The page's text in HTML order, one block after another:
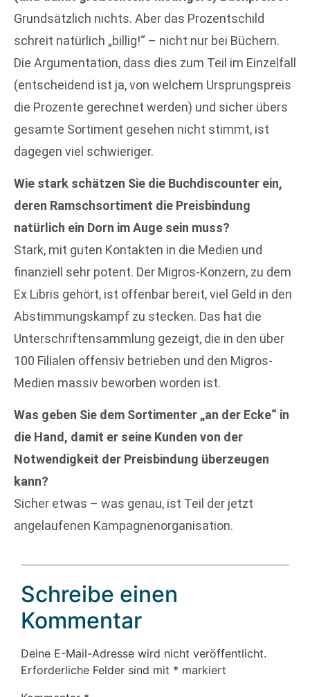
Grundsätzlich nichts. Aber das Prozentschild
schreit natürlich „billig!“ – nicht nur bei Büchern.
Die Argumentation, dass dies zum Teil im Einzelfall
(entscheidend ist ja, von welchem Ursprungspreis
die Prozente gerechnet werden) und sicher übers
gesamte Sortiment gesehen nicht stimmt, ist
dagegen viel schwieriger.
Wie stark schätzen Sie die Buchdiscounter ein,
deren Ramschsortiment die Preisbindung
natürlich ein Dorn im Auge sein muss?
Stark, mit guten Kontakten in die Medien und
finanziell sehr potent. Der Migros-Konzern, zu dem
Ex Libris gehört, ist offenbar bereit, viel Geld in den
Abstimmungskampf zu stecken. Das hat die
Unterschriftensammlung gezeigt, die in den über
100 Filialen offensiv betrieben und den Migros-
Medien massiv beworben worden ist.
Was geben Sie dem Sortimenter „an der Ecke“ in
die Hand, damit er seine Kunden von der
Notwendigkeit der Preisbindung überzeugen
kann?
Sicher etwas – was genau, ist Teil der jetzt
angelaufenen Kampagnenorganisation.
Schreibe einen
Kommentar
Deine E-Mail-Adresse wird nicht veröffentlicht.
Erforderliche Felder sind mit * markiert